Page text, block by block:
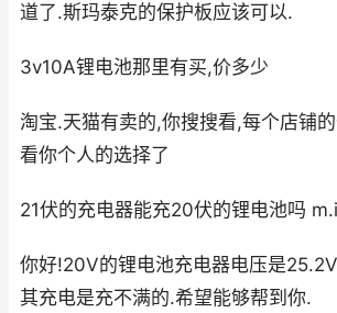
道了.斯玛泰克的保护板应该可以.
3v10A锂电池那里有买,价多少
淘宝.天猫有卖的,你搜搜看,每个店铺
看你个人的选择了
21伏的充电器能充20伏的锂电池吗
你好!20V的锂电池充电器电压是
其充电是充不满的.希望能够帮到你.